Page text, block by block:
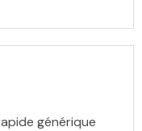
générique